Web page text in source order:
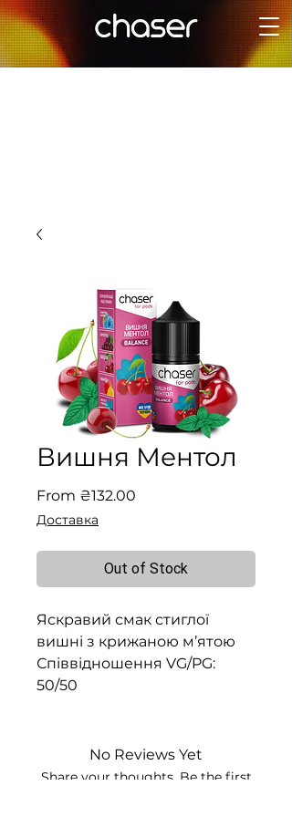
Вишня Ментол
From ₴132.00
Доставка
Out of Stock
Яскравий смак стиглої
вишні з крижаною м’ятою
Співвідношення VG/PG:
50/50
No Reviews Yet
Share your thoughts. Be the first